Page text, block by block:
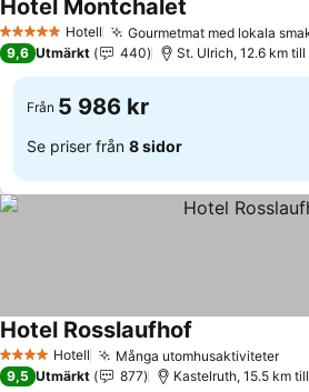
5 Stjärnor Hotell Gourmetmat med lokala
Hotel Montchalet
9,6 Utmärkt 440 St. Ulrich, 12.6 km
Från 5 986 kr
Se priser från 8 sidor
4 StjärnorHotell Många utomhusaktiviteterSe
Hotel Rosslaufhof
9,5 Utmärkt 877 Kastelruth, 15.5 km